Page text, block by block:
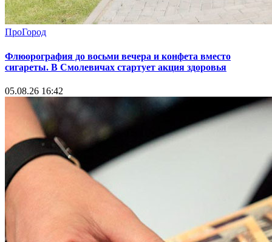
ПроГород
Флюорография до восьми вечера и конфета вместо
сигареты. В Смолевичах стартует акция здоровья
05.08.26 16:42